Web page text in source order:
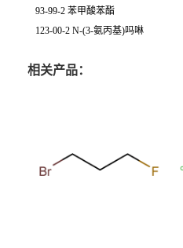
93-99-2 苯甲酸苯酯
123-00-2 N-(3-氨丙基)吗啉
相关产品：